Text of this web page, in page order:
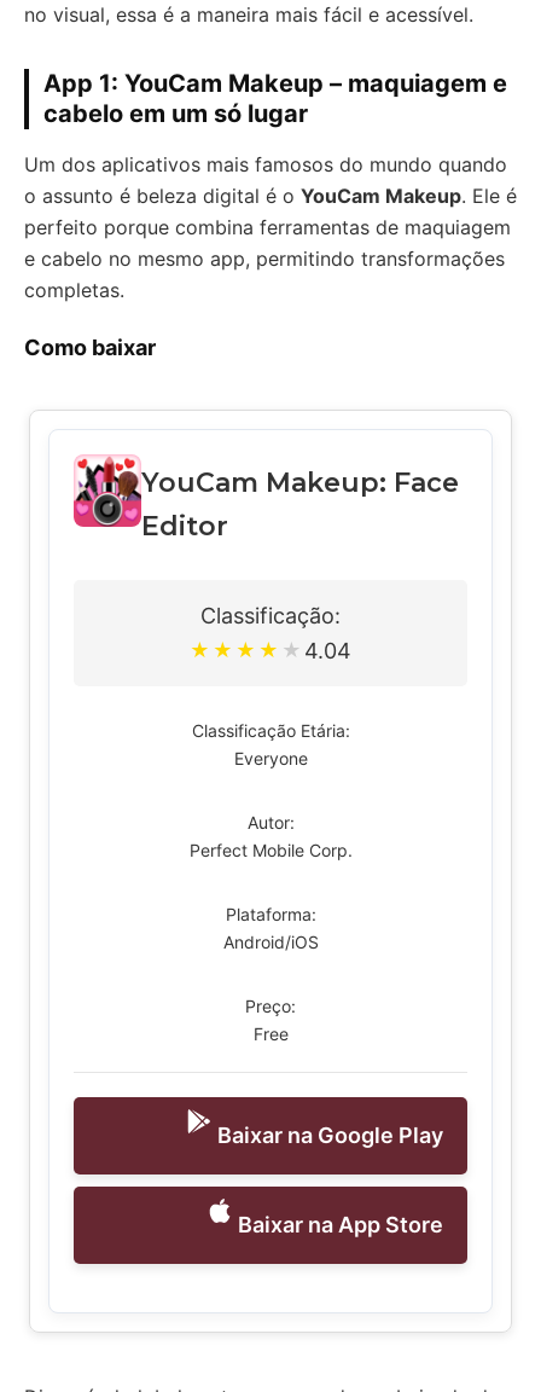
no visual, essa é a maneira mais fácil e acessível.
App 1: YouCam Makeup – maquiagem e
cabelo em um só lugar
Um dos aplicativos mais famosos do mundo quando
o assunto é beleza digital é o YouCam Makeup. Ele é
perfeito porque combina ferramentas de maquiagem
e cabelo no mesmo app, permitindo transformações
completas.
Como baixar
YouCam Makeup: Face
Editor
Classificação:
★ ★ ★ ★ ★ 4.04
Classificação Etária:
Everyone
Autor:
Perfect Mobile Corp.
Plataforma:
Android/iOS
Preço:
Free
Baixar na Google Play
Baixar na App Store